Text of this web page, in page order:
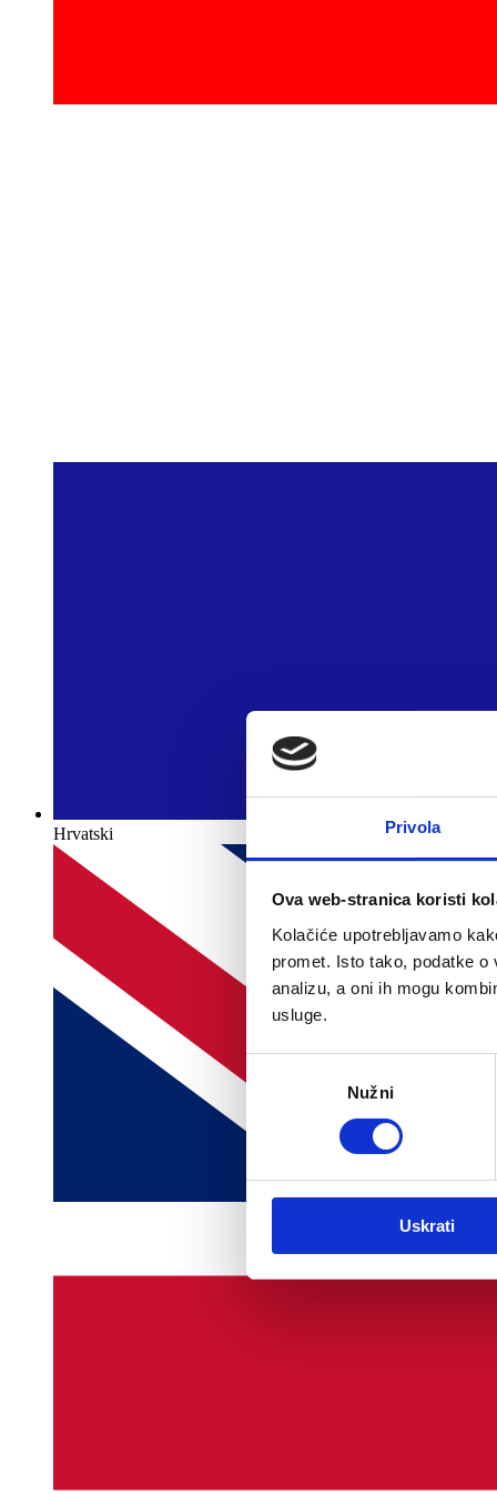
Privola
Ova web-stranica koristi
Kolačiće upotrebljavamo
promet. Isto tako, podatke
analizu, a oni ih mogu
usluge.
Nužni
Uskrati
Hrvatski